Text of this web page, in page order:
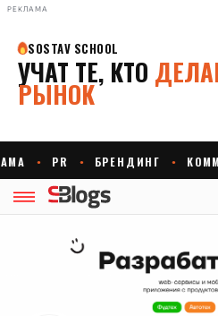
РЕКЛАМА